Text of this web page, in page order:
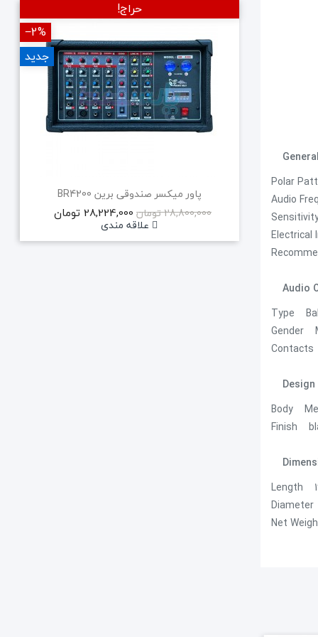
Polar
Audio
Electrical
Audio
Type
Gender
Design
Body
Finish
Length
Net
پاور میکسر صندوقی برین BR4200
28,800,000 تومان
28,224,000 تومان
علاقه مندی
حراج!
‎−2%
جدید